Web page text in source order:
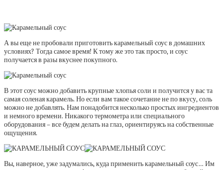
А вы еще не пробовали приготовить карамельный соус в домашних
условиях? Тогда самое время! К тому же это так просто, и соус
получается в разы вкуснее покупного.
В этот соус можно добавить крупные хлопья соли и получится у вас та
самая соленая карамель. Но если вам такое сочетание не по вкусу, соль
можно не добавлять. Нам понадобится несколько простых ингредиентов
и немного времени. Никакого термометра или специального
оборудования – все будем делать на глаз, ориентируясь на собственные
ощущения.
Вы, наверное, уже задумались, куда применить карамельный соус… Им